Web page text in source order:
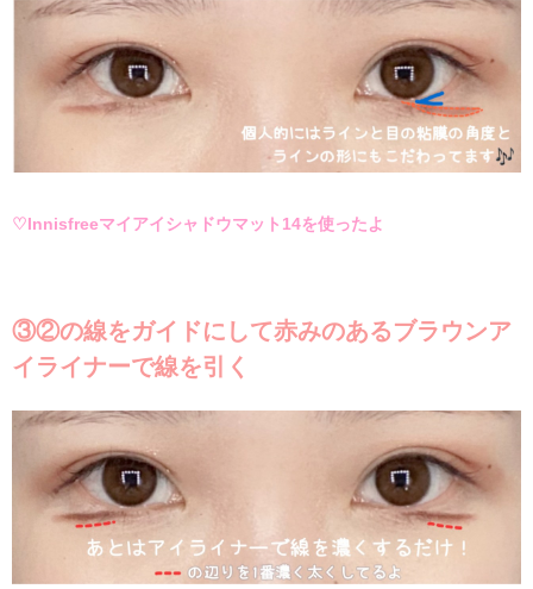
♡Innisfreeマイアイシャドウマット14を使ったよ
③②の線をガイドにして赤みのあるブラウンア
イライナーで線を引く